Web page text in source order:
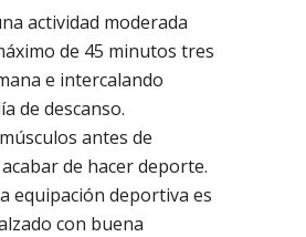
actividad moderada
de 45 minutos tres
e intercalando
de descanso.
antes de
de hacer deporte.
equipación deportiva es
con buena